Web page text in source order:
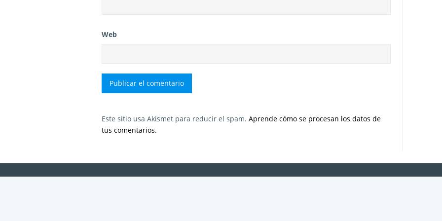
Web
Este sitio usa Akismet para reducir el spam. Aprende cómo se procesan los datos de
tus comentarios.